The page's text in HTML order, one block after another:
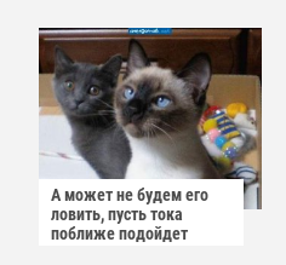
А может не будем его
ловить, пусть тока
поближе подойдет